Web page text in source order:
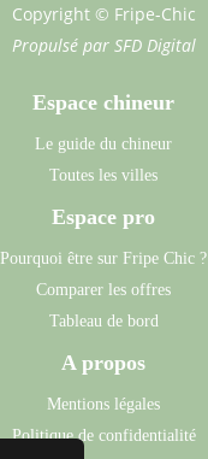
Copyright © Fripe-Chic
Propulsé par SFD Digital
Espace chineur
Le guide du chineur
Toutes les villes
Espace pro
Pourquoi être sur Fripe Chic ?
Comparer les offres
Tableau de bord
A propos
Mentions légales
Politique de confidentialité